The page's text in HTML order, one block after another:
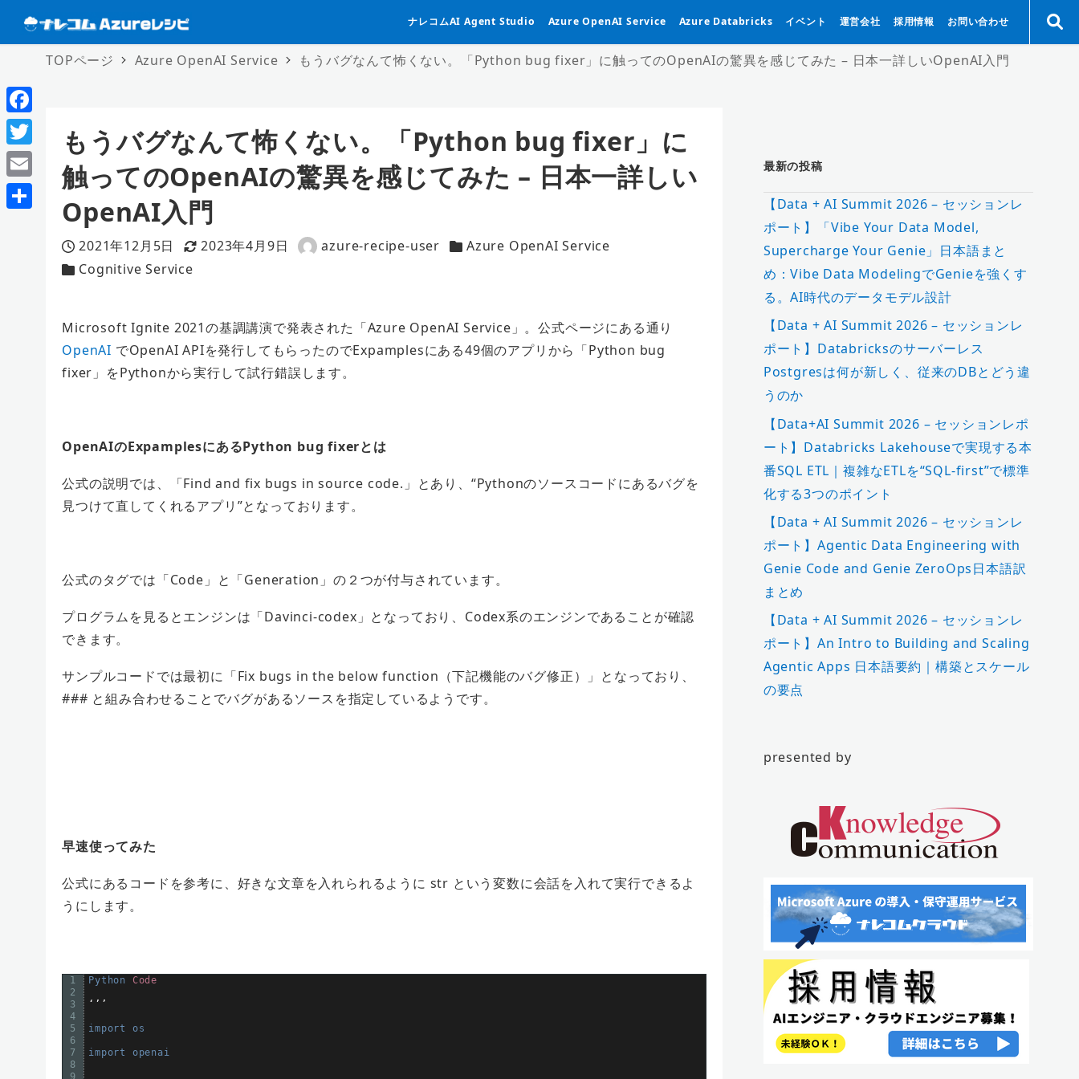
ナレコムAI Agent Studio Azure OpenAI Service Azure Databricks イベント 運営会社 採用情報 お問い合わせ
TOPページ Azure OpenAI Service もうバグなんて怖くない。「Python bug fixer」に触ってのOpenAIの驚異を感じてみた – 日本一詳しいOpenAI入門
もうバグなんて怖くない。「Python bug fixer」に
触ってのOpenAIの驚異を感じてみた – 日本一詳しい
OpenAI入門
投稿日
2021年12月5日
更新日
2023年4月9日
著
azure-recipe-user
カテゴリー
Azure OpenAI Service
カテゴリー
Cognitive Service
Microsoft Ignite 2021の基調講演で発表された「Azure OpenAI Service 」。公式ページにある通り
OpenAI でOpenAI APIを発行してもらったのでExpamplesにある49個のアプリから「Python bug
fixer 」をPythonから実行して試行錯誤します。
OpenAIのExpamplesにあるPython bug fixerとは
公式の説明では、「Find and fix bugs in source code. 」とあり、“Pythonのソースコードにあるバグを
見つけて直してくれるアプリ”となっております。
公式のタグでは「Code 」と「Generation 」の２つが付与されています。
プログラムを見るとエンジンは「Davinci-codex 」となっており、Codex系のエンジンであることが確認
できます。
サンプルコードでは最初に「Fix bugs in the below function （下記機能のバグ修正）」となっており、
### と組み合わせることでバグがあるソースを指定しているようです。
早速使ってみた
公式にあるコードを参考に、好きな文章を入れられるように str という変数に会話を入れて実行できるよ
うにします。
1
2
3
4
5
6
7
8
9
Python Code
‘’’
import os
import openai
最新の投稿
【Data + AI Summit 2026 – セッションレ
ポート】「Vibe Your Data Model,
Supercharge Your Genie」日本語まと
め：Vibe Data ModelingでGenieを強くす
る。AI時代のデータモデル設計
【Data + AI Summit 2026 – セッションレ
ポート】Databricksのサーバーレス
Postgresは何が新しく、従来のDBとどう違
うのか
【Data+AI Summit 2026 – セッションレポ
ート】Databricks Lakehouseで実現する本
番SQL ETL｜複雑なETLを“SQL-first”で標準
化する3つのポイント
【Data + AI Summit 2026 – セッションレ
ポート】Agentic Data Engineering with
Genie Code and Genie ZeroOps日本語訳
まとめ
【Data + AI Summit 2026 – セッションレ
ポート】An Intro to Building and Scaling
Agentic Apps 日本語要約｜構築とスケール
の要点
presented by
F
a
c
e
T
w
i
E